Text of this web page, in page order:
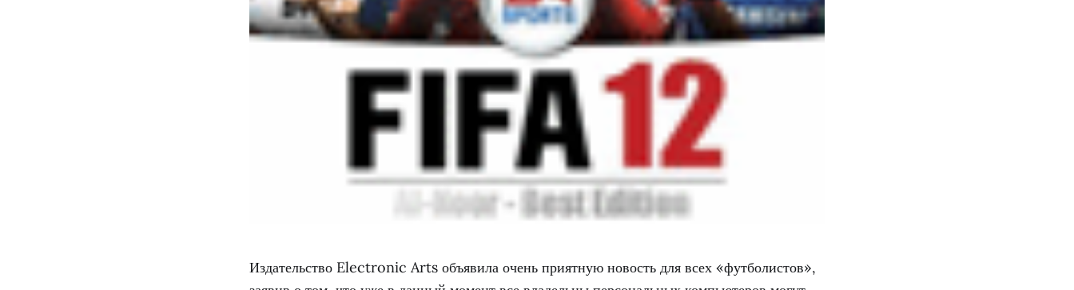
Издательство Electronic Arts объявила очень приятную новость для всех «футболистов»,